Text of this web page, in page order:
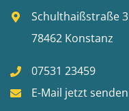
Schulthaißstraße 3
78462 Konstanz
07531 23459
E-Mail jetzt senden